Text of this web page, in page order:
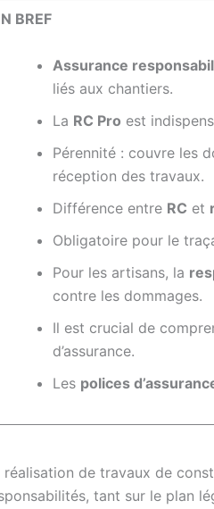
BREF
Assurance
liés aux chantiers.
La RC Pro est
Pérennité : couvre les
réception des travaux.
Différence entre RC et
Obligatoire pour le
Pour les artisans, la
contre les dommages.
Il est crucial de
d’assurance.
Les polices
réalisation de travaux de
tant sur le plan